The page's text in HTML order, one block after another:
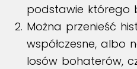
podstawie którego
Można przenieść
współczesne, albo
losów bohaterów,